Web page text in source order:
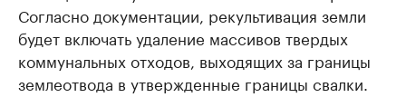
Согласно документации, рекультивация земли
будет включать удаление массивов твердых
коммунальных отходов, выходящих за границы
землеотвода в утвержденные границы свалки.